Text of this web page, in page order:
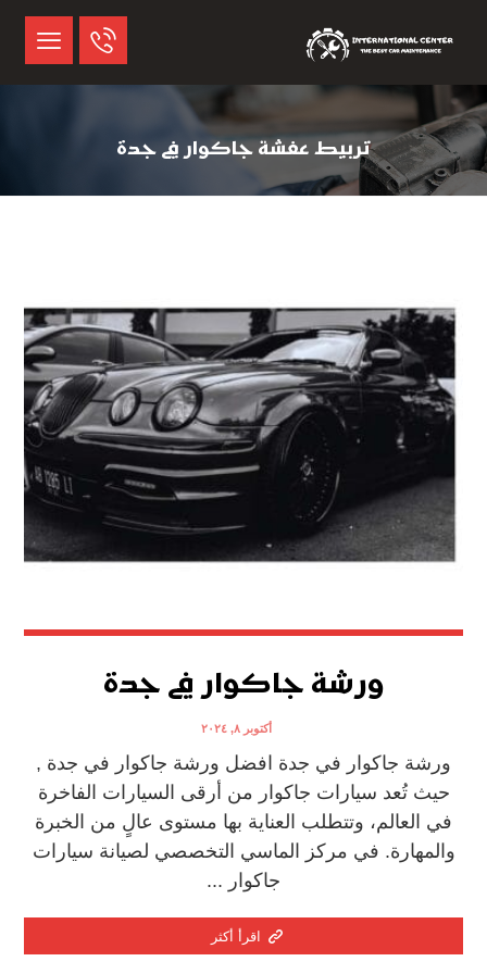
تربيط عفشة جاكوار في جدة
ورشة جاكوار في جدة
أكتوبر ٨, ٢٠٢٤
ورشة جاكوار في جدة افضل ورشة جاكوار في جدة ,
حيث تُعد سيارات جاكوار من أرقى السيارات الفاخرة
في العالم، وتتطلب العناية بها مستوى عالٍ من الخبرة
والمهارة. في مركز الماسي التخصصي لصيانة سيارات
جاكوار ...
اقرأ أكثر